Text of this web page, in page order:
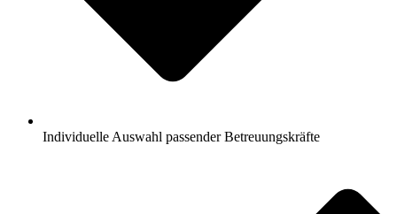
Individuelle Auswahl passender Betreuungskräfte